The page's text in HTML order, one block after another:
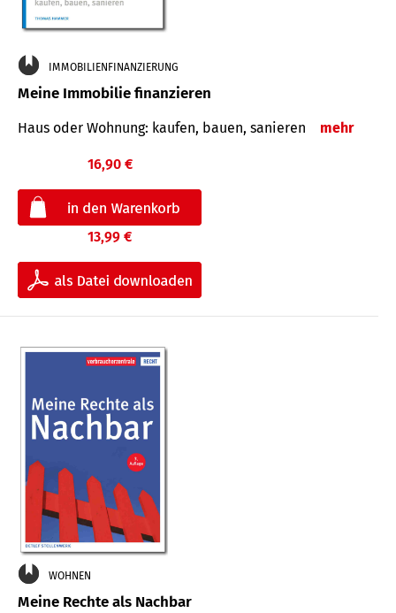
IMMOBILIENFINANZIERUNG
Meine Immobilie finanzieren
Haus oder Wohnung: kaufen, bauen, sanieren mehr
16,90 €
13,99 €
WOHNEN
Meine Rechte als Nachbar